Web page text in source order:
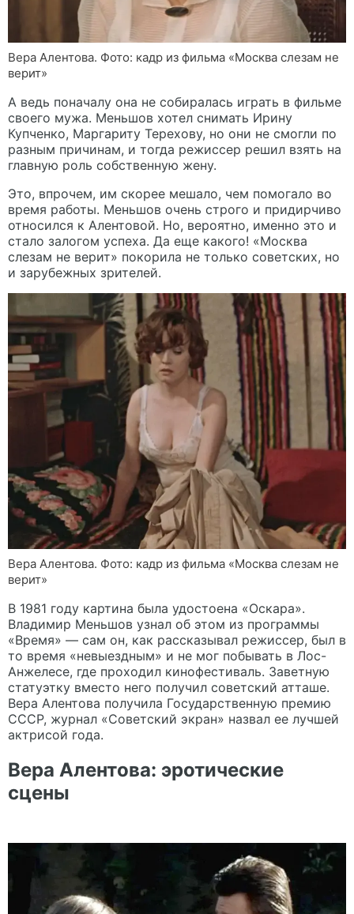
Вера Алентова. Фото: кадр из фильма «Москва слезам не
верит»
А ведь поначалу она не собиралась играть в фильме
своего мужа. Меньшов хотел снимать Ирину
Купченко, Маргариту Терехову, но они не смогли по
разным причинам, и тогда режиссер решил взять на
главную роль собственную жену.
Это, впрочем, им скорее мешало, чем помогало во
время работы. Меньшов очень строго и придирчиво
относился к Алентовой. Но, вероятно, именно это и
стало залогом успеха. Да еще какого! «Москва
слезам не верит» покорила не только советских, но
и зарубежных зрителей.
Вера Алентова. Фото: кадр из фильма «Москва слезам не
верит»
В 1981 году картина была удостоена «Оскара».
Владимир Меньшов узнал об этом из программы
«Время» — сам он, как рассказывал режиссер, был в
то время «невыездным» и не мог побывать в Лос-
Анжелесе, где проходил кинофестиваль. Заветную
статуэтку вместо него получил советский атташе.
Вера Алентова получила Государственную премию
СССР, журнал «Советский экран» назвал ее лучшей
актрисой года.
Вера Алентова: эротические
сцены